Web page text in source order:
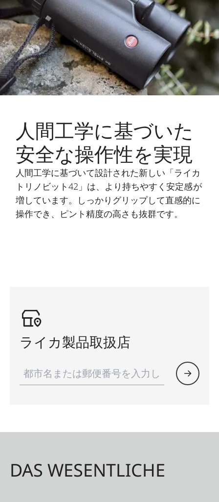
人間工学に基づいた
安全な操作性を実現
人間工学に基づいて設計された新しい「ライカ
トリノビット42」は、より持ちやすく安定感が
増しています。しっかりグリップして直感的に
操作でき、ピント精度の高さも抜群です。
ライカ製品取扱店
DAS WESENTLICHE